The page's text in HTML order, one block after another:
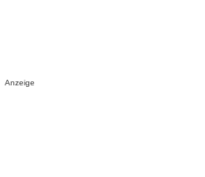
Anzeige